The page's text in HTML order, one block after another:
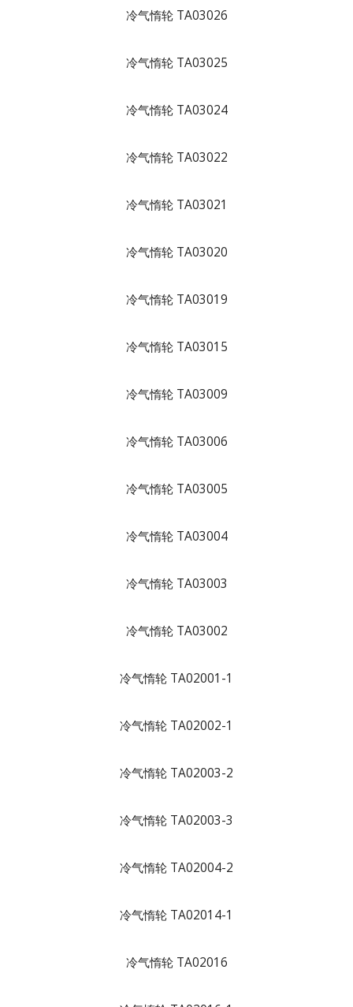
冷气惰轮 TA03026
冷气惰轮 TA03025
冷气惰轮 TA03024
冷气惰轮 TA03022
冷气惰轮 TA03021
冷气惰轮 TA03020
冷气惰轮 TA03019
冷气惰轮 TA03015
冷气惰轮 TA03009
冷气惰轮 TA03006
冷气惰轮 TA03005
冷气惰轮 TA03004
冷气惰轮 TA03003
冷气惰轮 TA03002
冷气惰轮 TA02001-1
冷气惰轮 TA02002-1
冷气惰轮 TA02003-2
冷气惰轮 TA02003-3
冷气惰轮 TA02004-2
冷气惰轮 TA02014-1
冷气惰轮 TA02016